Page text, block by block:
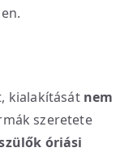
kialakítását nem
szeretete
óriási